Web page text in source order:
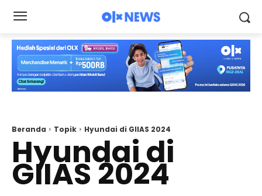
Beranda Topik Hyundai di GIIAS 2024
Hyundai di
GIIAS 2024